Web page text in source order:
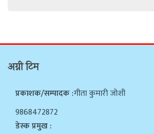
अग्नी टिम
प्रकाशक/सम्पादक :गीता कुमारी जोशी
9868472872
डेस्क प्रमुख :